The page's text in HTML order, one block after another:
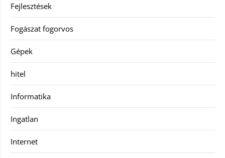
Fejlesztések
Fogászat fogorvos
Gépek
hitel
Informatika
Ingatlan
Internet